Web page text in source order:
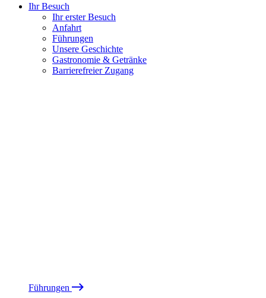
Ihr Besuch
Ihr erster Besuch
Anfahrt
Führungen
Unsere Geschichte
Gastronomie & Getränke
Barrierefreier Zugang
Führungen